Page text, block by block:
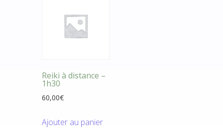
Reiki à distance –
1h30
60,00€
Ajouter au panier